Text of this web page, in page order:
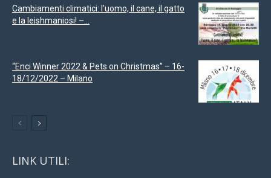
Cambiamenti climatici: l’uomo, il cane, il gatto
e la leishmaniosi! –...
“Enci Winner 2022 & Pets on Christmas” – 16-
18/12/2022 – Milano
LINK UTILI: